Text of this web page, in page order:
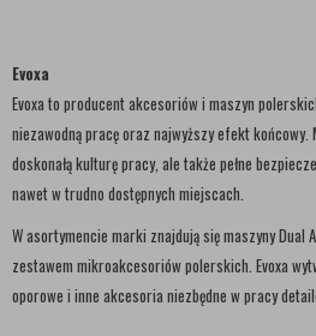
Evoxa
Evoxa to producent akcesoriów i maszyn
niezawodną pracę oraz najwyższy efekt końcowy.
doskonałą kulturę pracy, ale także pełne
nawet w trudno dostępnych miejscach.
W asortymencie marki znajdują się maszyny
zestawem mikroakcesoriów polerskich. Evoxa
oporowe i inne akcesoria niezbędne w pracy